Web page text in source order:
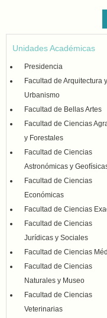
Unidades Académicas
Presidencia
Facultad de Arquitectura y
Urbanismo
Facultad de Bellas Artes
Facultad de Ciencias
y Forestales
Facultad de Ciencias
Astronómicas y
Facultad de Ciencias
Económicas
Facultad de Ciencias
Facultad de Ciencias
Jurídicas y Sociales
Facultad de Ciencias
Facultad de Ciencias
Naturales y Museo
Facultad de Ciencias
Veterinarias